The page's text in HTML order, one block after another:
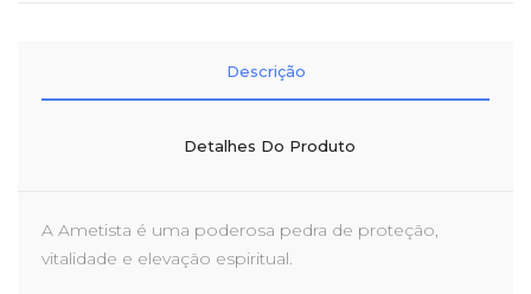
Descrição
Detalhes Do Produto
A Ametista é uma poderosa pedra de proteção,
vitalidade e elevação espiritual.